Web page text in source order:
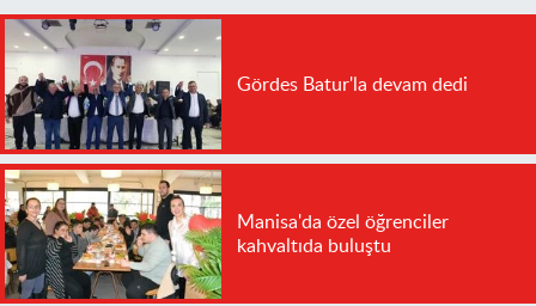
Gördes Batur'la devam dedi
Manisa'da özel öğrenciler
kahvaltıda buluştu